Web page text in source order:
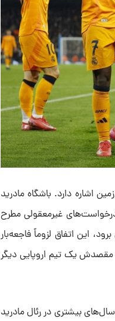
اشاره دارد. باشگاه مادرید
درخواست‌های غیرمعقولی مطرح
این اتفاق لزوماً فاجعه‌بار
می‌شود که مقصدش یک تیم اروپایی دیگر
بیشتری در رئال مادرید